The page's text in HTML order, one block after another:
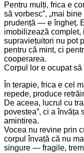
Pentru mulți, frica e
să vorbesc”, „mai
prudență — e îngheț.
imobilizează complet,
supraviețuitori nu pot
pentru că mint, ci
cooperarea.
Corpul lor e ocupat
În terapie, frica e cel
repede, produce
De aceea, lucrul cu
povestea”, ci a învăța
amintirea.
Vocea nu revine prin
corpul învață că nu
singure — fragile,